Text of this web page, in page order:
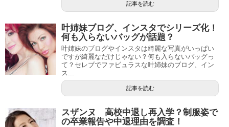
記事を読む
叶姉妹ブログ、インスタでシリーズ化！
何も入らないバッグが話題？
叶姉妹のブログやインスタは綺麗な写真がいっぱい
ですが綺麗なだけじゃない？何も入らないバッグっ
て？セレブでファビュラスな叶姉妹のブログ、イン
ス...
記事を読む
スザンヌ 高校中退し再入学？制服姿で
の卒業報告や中退理由を調査！